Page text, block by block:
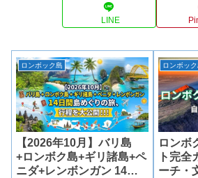
LINE
ロンボック島
【2026年10月】バリ島
+ロンボク島+ギリ諸島+ペ
ニダ+レンボンガン 14日
ロンボック
ロンボ
ト完全
ーチ・